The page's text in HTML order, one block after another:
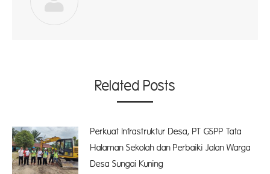
Related Posts
Perkuat Infrastruktur Desa, PT GSPP Tata
Halaman Sekolah dan Perbaiki Jalan Warga
Desa Sungai Kuning